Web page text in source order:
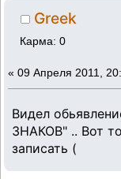
Greek
Карма: 0
« 09 Апреля 2011,
Видел
ЗНАКОВ" .. Вот
записать (